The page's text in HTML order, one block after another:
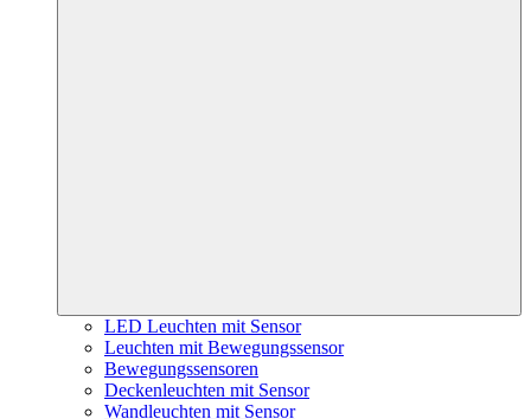
LED Leuchten mit Sensor
Leuchten mit Bewegungssensor
Bewegungssensoren
Deckenleuchten mit Sensor
Wandleuchten mit Sensor